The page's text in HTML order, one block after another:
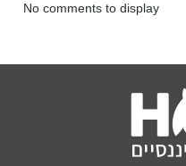
No comments to display